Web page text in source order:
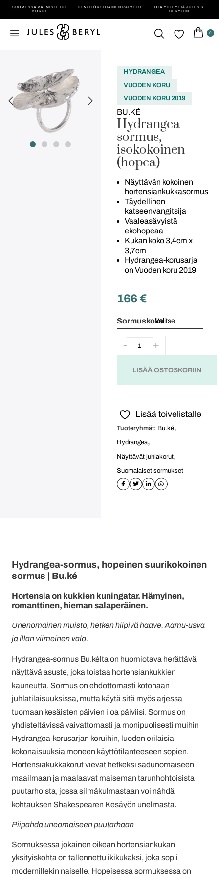
SUOMESSA VALMISTETUT
KORUT
HENKILÖ­KOHTAINEN PALVELU
OTA YHTEYTTÄ JULES &
BERYLIIN
0
HYDRANGEA
VUODEN KORU
VUODEN KORU 2019
BU.KÉ
Hydrangea-
sormus,
isokokoinen
(hopea)
Näyttävän kokoinen
hortensiankukkasormus
Täydellinen
katseenvangitsija
Vaaleasävyistä
ekohopeaa
Kukan koko 3,4cm x
3,7cm
Hydrangea-korusarja
on Vuoden koru 2019
166€
Sormuskoko
LISÄÄ OSTOSKORIIN
Lisää toivelistalle
Tuoteryhmät: Bu.ké,
Hydrangea,
Näyttävät juhlakorut,
Suomalaiset sormukset
Hydrangea-sormus, hopeinen suurikokoinen
sormus | Bu.ké
Hortensia on kukkien kuningatar. Hämyinen,
romanttinen, hieman salaperäinen.
Unenomainen muisto, hetken hiipivä haave. Aamu-usva
ja illan viimeinen valo.
Hydrangea-sormus Bu.kélta on huomiotava herättävä
näyttävä asuste, joka toistaa hortensiankukkien
kauneutta. Sormus on ehdottomasti kotonaan
juhlatilaisuuksissa, mutta käytä sitä myös arjessa
tuomaan kesäisten päivien iloa päiviisi. Sormus on
yhdisteltävissä vaivattomasti ja monipuolisesti muihin
Hydrangea-korusarjan koruihin, luoden erilaisia
kokonaisuuksia moneen käyttötilanteeseen sopien.
Hortensiakukkakorut vievät hetkeksi sadunomaiseen
maailmaan ja maalaavat maiseman tarunhohtoisista
puutarhoista, jossa silmäkulmastaan voi nähdä
kohtauksen Shakespearen Kesäyön unelmasta.
Piipahda uneomaiseen puutarhaan
Sormuksessa jokainen oikean hortensiankukan
yksityiskohta on tallennettu ikikukaksi, joka sopii
modernillekin naiselle. Hopeisessa sormuksessa on